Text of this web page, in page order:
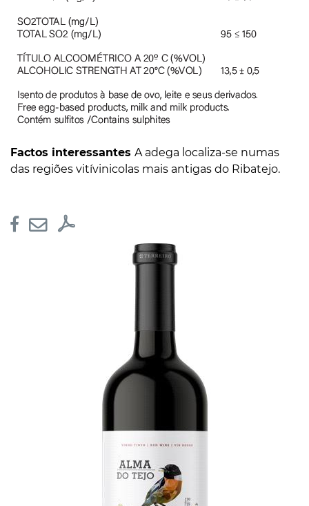
Factos interessantes A adega localiza-se numas
das regiões vitívinicolas mais antigas do Ribatejo.